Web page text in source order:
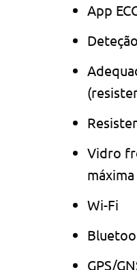
App
Vidro
máxima
Wi-Fi
GPS/